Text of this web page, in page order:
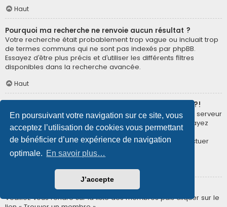
En poursuivant votre navigation sur ce site, vous
acceptez l’utilisation de cookies vous permettant
de bénéficier d’une expérience de navigation
optimale. En savoir plus…
J’accepte
Haut
Pourquoi ma recherche ne renvoie aucun résultat ?
Votre recherche était probablement trop vague ou incluait trop
de termes communs qui ne sont pas indexés par phpBB.
Essayez d’être plus précis et d’utiliser les différents filtres
disponibles dans la recherche avancée.
Haut
Pourquoi ma recherche renvoie à une page blanche ?!
Votre recherche a renvoyé trop de résultats pour que le serveur
puisse les afficher. Utilisez la recherche avancée et essayez
d’être plus précis dans les termes employés et dans la
sélection des forums dans lesquels vous souhaitez effectuer
une recherche.
Comment puis-je rechercher des membres ?
Veuillez vous rendre sur la liste des membres puis cliquer sur le